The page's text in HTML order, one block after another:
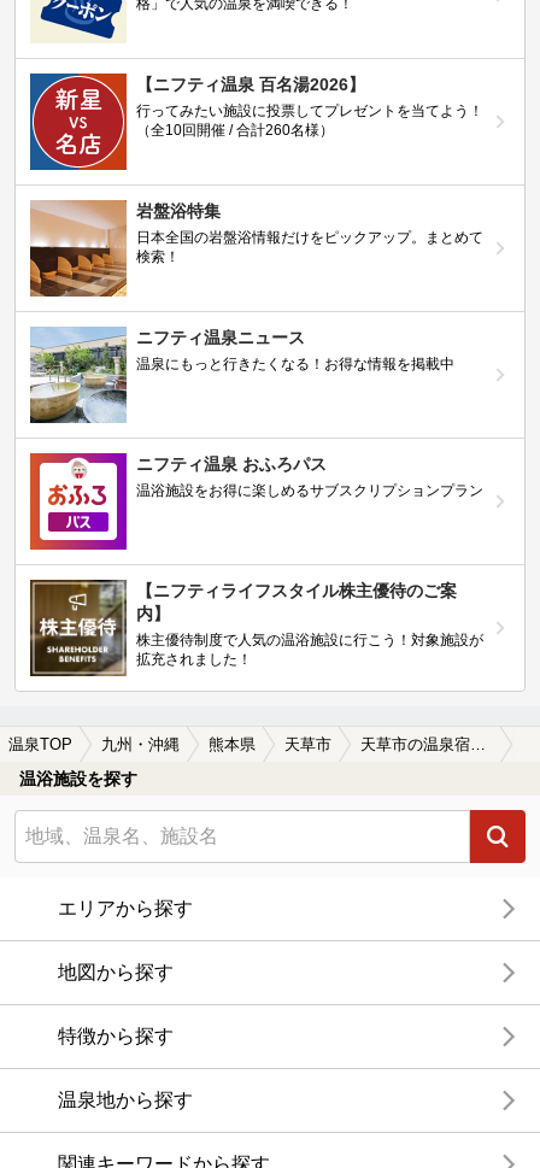
第20回ニフティ温泉年間ランキング2025
全国約2.2万件の中から頂点に選ばれた、2025年の人
気施設は…
ニフティ温泉 サウナランキング2026
おふろ好きユーザーの投票により、全国No.1サウナが
決定！
ニフティ温泉プレミアムクーポン
ノジマモバイル会員向け 通常よりもお得な「特別価
格」で人気の温泉を満喫できる！
【ニフティ温泉 百名湯2026】
行ってみたい施設に投票してプレゼントを当てよう！
（全10回開催 / 合計260名様）
岩盤浴特集
日本全国の岩盤浴情報だけをピックアップ。まとめて
検索！
ニフティ温泉ニュース
温浴施設をお得に楽しめるサブスクリプションプラン
【ニフティライフスタイル株主優待のご案
内】
温泉TOP 九州・沖縄
温浴施設を探す